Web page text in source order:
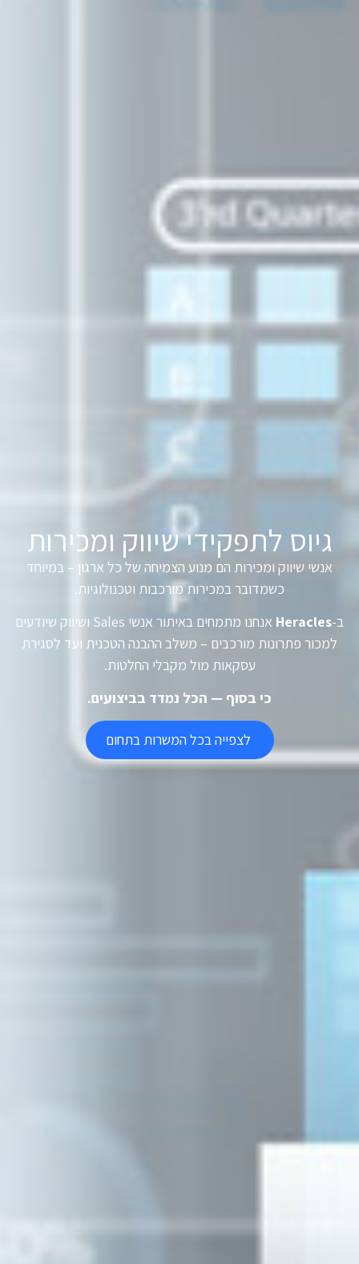
גיוס לתפקידי שיווק ומכירות
אנשי שיווק ומכירות הם מנוע הצמיחה של כל ארגון – במיוחד
כשמדובר במכירות מורכבות וטכנולוגיות.
ב-Heracles
אנחנו מתמחים באיתור אנשי Sales ושיווק שיודעים
למכור פתרונות מורכבים – משלב ההבנה הטכנית ועד לסגירת
עסקאות מול מקבלי החלטות.
כי בסוף — הכל נמדד בביצועים.
לצפייה בכל המשרות בתחום